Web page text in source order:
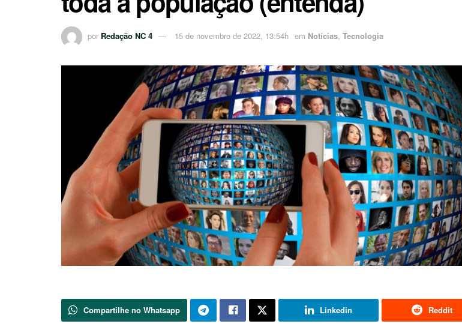
por Redação NC 4 15 de novembro de 2022, 13:54h em Notícias, Tecnologia
Compartilhe no Whatsapp Linkedin Reddit